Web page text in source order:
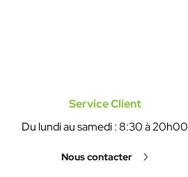
Service Client
Du lundi au samedi : 8:30 à 20h00
Nous contacter